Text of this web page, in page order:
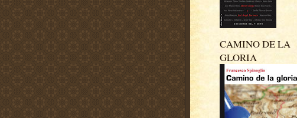
CAMINO DE LA
GLORIA